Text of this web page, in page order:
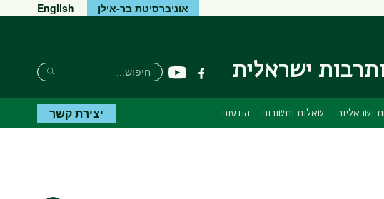
אוניברסיטת בר-אילן English
ישראלית פייסבוקיוטיוב
חיפוש
חיפוש
חיפוש
ישראליות שאלות ותשובות הודעות יצירת קשר